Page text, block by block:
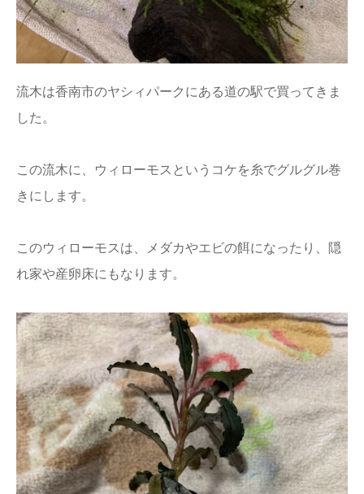
流木は香南市のヤシィパークにある道の駅で買ってきま
した。
この流木に、ウィローモスというコケを糸でグルグル巻
きにします。
このウィローモスは、メダカやエビの餌になったり、隠
れ家や産卵床にもなります。